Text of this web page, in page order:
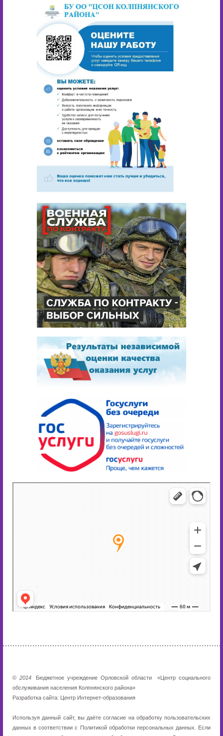
©2014 Бюджетное учреждение Орловской области
«Центр социального
обслуживания населения Колпнянского района»
Разработка сайта: Центр Интернет-образования
Используя данный сайт, вы даёте согласие на обработку пользовательских
данных в соответствии с Политикой обработки персональных данных . Если